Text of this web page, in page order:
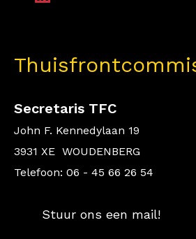
Secretaris TFC
John F. Kennedylaan 19
3931 XE WOUDENBERG
Telefoon: 06 - 45 66 26 54
Stuur ons een mail!